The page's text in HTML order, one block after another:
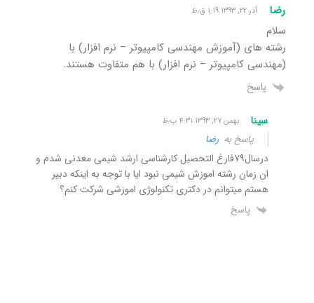
رضا آذر ۲۲, ۱۳۹۳ ۱:۱۹ ق٫ظ
سلام
رشته های (آموزش مهندسی کامپیوتر – نرم افزار) با
(مهندسی کامپیوتر – نرم افزار) با هم متفاوت هستند.
پاسخ
سینا بهمن ۲۷, ۱۳۹۳ ۴:۳۱ ب٫ظ
پاسخ به رضا
درسال۷۹فارغ التحصیل کارشناسی ارشد شیمی معدنی شدم و
ان زمان رشته اموزش شیمی نبود ایا با توجه به اینکه دبیر
هستم میتوانم در دکتری تکنولوژی اموزشی شرکت کنم؟
پاسخ